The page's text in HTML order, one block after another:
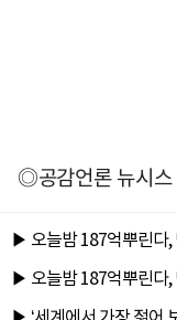
◎공감언론 뉴시스